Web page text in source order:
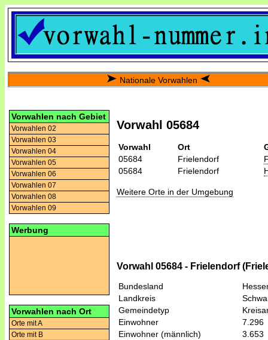
Nationale Vorwahlen
Vorwahlen nach Gebiet
Vorwahlen 02
Vorwahlen 03
Vorwahlen 04
Vorwahlen 05
Vorwahlen 06
Vorwahlen 07
Vorwahlen 08
Vorwahlen 09
Werbung
Vorwahlen nach Ort
Orte mit A
Orte mit B
Vorwahl 05684
Vorwahl Ort
05684
Frielendorf
05684
Frielendorf
Weitere Orte in der Umgebung
Vorwahl 05684 - Frielendorf
Bundesland
Landkreis
Gemeindetyp
Einwohner
7.296
Einwohner (männlich)
3.653